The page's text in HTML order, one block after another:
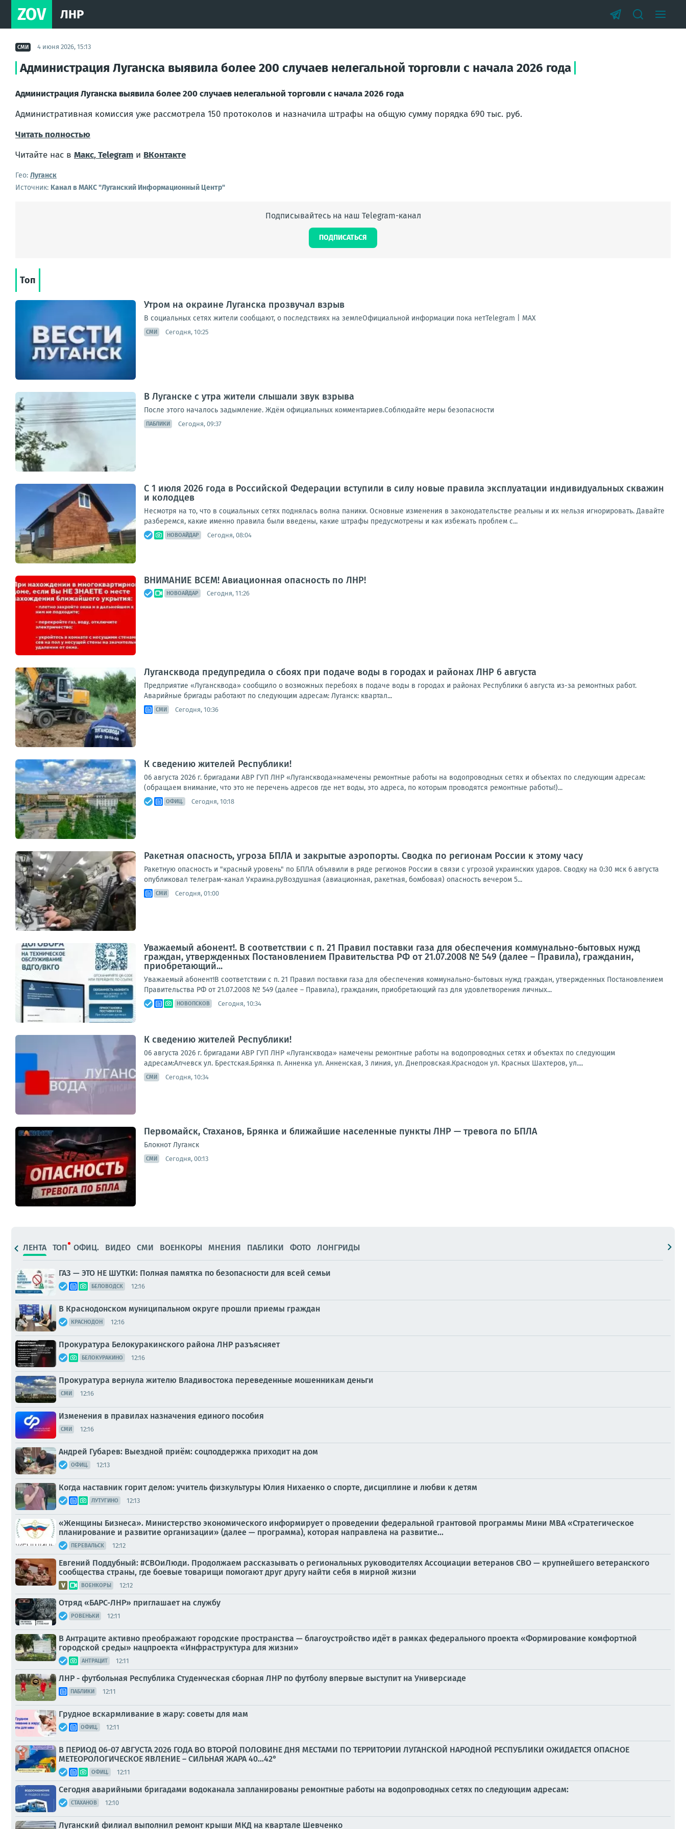
ZOV ЛНР
СМИ 4 июня 2026, 15:13
Администрация Луганска выявила более 200 случаев нелегальной торговли с начала 2026 года
Администрация Луганска выявила более 200 случаев нелегальной торговли с начала 2026 года
Административная комиссия уже рассмотрела 150 протоколов и назначила штрафы на общую сумму порядка 690 тыс. руб.
Читать полностью
Читайте нас в Макс,Telegram и ВКонтакте
Гео: Луганск
Источник: Канал в МАКС "Луганский Информационный Центр"
Подписывайтесь на наш Telegram-канал
ПОДПИСАТЬСЯ
Топ
Утром на окраине Луганска прозвучал взрыв
В социальных сетях жители сообщают, о последствиях на землеОфициальной информации пока нетTelegram | MAX
СМИ Сегодня, 10:25
В Луганске с утра жители слышали звук взрыва
После этого началось задымление. Ждём официальных комментариев.Соблюдайте меры безопасности
ПАБЛИКИ Сегодня, 09:37
С 1 июля 2026 года в Российской Федерации вступили в силу новые правила эксплуатации индивидуальных скважин
и колодцев
Несмотря на то, что в социальных сетях поднялась волна паники. Основные изменения в законодательстве реальны и их нельзя игнорировать. Давайте
разберемся, какие именно правила были введены, какие штрафы предусмотрены и как избежать проблем с...
НОВОАЙДАР Сегодня, 08:04
ВНИМАНИЕ ВСЕМ! Авиационная опасность по ЛНР!
НОВОАЙДАР Сегодня, 11:26
Лугансквода предупредила о сбоях при подаче воды в городах и районах ЛНР 6 августа
Предприятие «Лугансквода» сообщило о возможных перебоях в подаче воды в городах и районах Республики 6 августа из-за ремонтных работ.
Аварийные бригады работают по следующим адресам: Луганск: квартал...
СМИ Сегодня, 10:36
К сведению жителей Республики!
06 августа 2026 г. бригадами АВР ГУП ЛНР «Лугансквода»намечены ремонтные работы на водопроводных сетях и объектах по следующим адресам:
(обращаем внимание, что это не перечень адресов где нет воды, это адреса, по которым проводятся ремонтные работы!)...
ОФИЦ. Сегодня, 10:18
Ракетная опасность, угроза БПЛА и закрытые аэропорты. Сводка по регионам России к этому часу
Ракетную опасность и "красный уровень" по БПЛА объявили в ряде регионов России в связи с угрозой украинских ударов. Сводку на 0:30 мск 6 августа
опубликовал телеграм-канал Украина.руВоздушная (авиационная, ракетная, бомбовая) опасность вечером 5...
СМИ Сегодня, 01:00
Уважаемый абонент!. В соответствии с п. 21 Правил поставки газа для обеспечения коммунально-бытовых нужд
граждан, утвержденных Постановлением Правительства РФ от 21.07.2008 № 549 (далее – Правила), гражданин,
приобретающий...
Уважаемый абонент!В соответствии с п. 21 Правил поставки газа для обеспечения коммунально-бытовых нужд граждан, утвержденных Постановлением
Правительства РФ от 21.07.2008 № 549 (далее – Правила), гражданин, приобретающий газ для удовлетворения личных...
НОВОПСКОВ Сегодня, 10:34
К сведению жителей Республики!
06 августа 2026 г. бригадами АВР ГУП ЛНР «Лугансквода» намечены ремонтные работы на водопроводных сетях и объектах по следующим
адресам:Алчевск ул. Брестская.Брянка п. Анненка ул. Анненская, 3 линия, ул. Днепровская.Краснодон ул. Красных Шахтеров, ул....
СМИ Сегодня, 10:34
Первомайск, Стаханов, Брянка и ближайшие населенные пункты ЛНР — тревога по БПЛА
Блокнот Луганск
СМИ Сегодня, 00:13
ЛЕНТА ТОП ОФИЦ. ВИДЕО СМИ ВОЕНКОРЫ МНЕНИЯ ПАБЛИКИ ФОТО ЛОНГРИДЫ
ГАЗ — ЭТО НЕ ШУТКИ: Полная памятка по безопасности для всей семьи
БЕЛОВОДСК 12:16
В Краснодонском муниципальном округе прошли приемы граждан
КРАСНОДОН 12:16
Прокуратура Белокуракинского района ЛНР разъясняет
БЕЛОКУРАКИНО 12:16
Прокуратура вернула жителю Владивостока переведенные мошенникам деньги
СМИ 12:16
Изменения в правилах назначения единого пособия
СМИ 12:16
Андрей Губарев: Выездной приём: соцподдержка приходит на дом
ОФИЦ. 12:13
Когда наставник горит делом: учитель физкультуры Юлия Нихаенко о спорте, дисциплине и любви к детям
ЛУТУГИНО 12:13
«Женщины Бизнеса». Министерство экономического информирует о проведении федеральной грантовой программы Мини MBA «Стратегическое
планирование и развитие организации» (далее — программа), которая направлена на развитие...
ПЕРЕВАЛЬСК 12:12
Евгений Поддубный: #СВОиЛюди. Продолжаем рассказывать о региональных руководителях Ассоциации ветеранов СВО — крупнейшего ветеранского
сообщества страны, где боевые товарищи помогают друг другу найти себя в мирной жизни
ВОЕНКОРЫ 12:12
Отряд «БАРС-ЛНР» приглашает на службу
РОВЕНЬКИ 12:11
В Антраците активно преображают городские пространства — благоустройство идёт в рамках федерального проекта «Формирование комфортной
городской среды» нацпроекта «Инфраструктура для жизни»
АНТРАЦИТ 12:11
ЛНР - футбольная Республика Студенческая сборная ЛНР по футболу впервые выступит на Универсиаде
ПАБЛИКИ 12:11
Грудное вскармливание в жару: советы для мам
ОФИЦ. 12:11
В ПЕРИОД 06-07 АВГУСТА 2026 ГОДА ВО ВТОРОЙ ПОЛОВИНЕ ДНЯ МЕСТАМИ ПО ТЕРРИТОРИИ ЛУГАНСКОЙ НАРОДНОЙ РЕСПУБЛИКИ ОЖИДАЕТСЯ ОПАСНОЕ
МЕТЕОРОЛОГИЧЕСКОЕ ЯВЛЕНИЕ – СИЛЬНАЯ ЖАРА 40...42°
ОФИЦ. 12:11
Сегодня аварийными бригадами водоканала запланированы ремонтные работы на водопроводных сетях по следующим адресам:
СТАХАНОВ 12:10
Луганский филиал выполнил ремонт крыши МКД на квартале Шевченко